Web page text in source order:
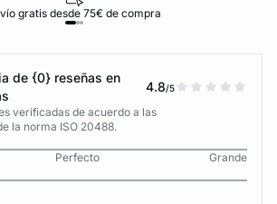
gratis desde 75€ de compra
de {0} reseñas en
4.8/5
verificadas de acuerdo a las
la norma ISO 20488.
Perfecto
Grande